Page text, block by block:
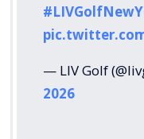
— LIV Golf
2026